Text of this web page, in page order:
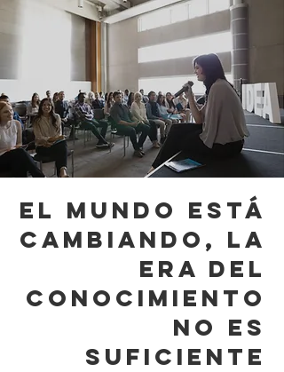
EL MUNDO ESTÁ
CAMBIANDO, LA
ERA DEL
CONOCIMIENTO
NO ES
SUFICIENTE